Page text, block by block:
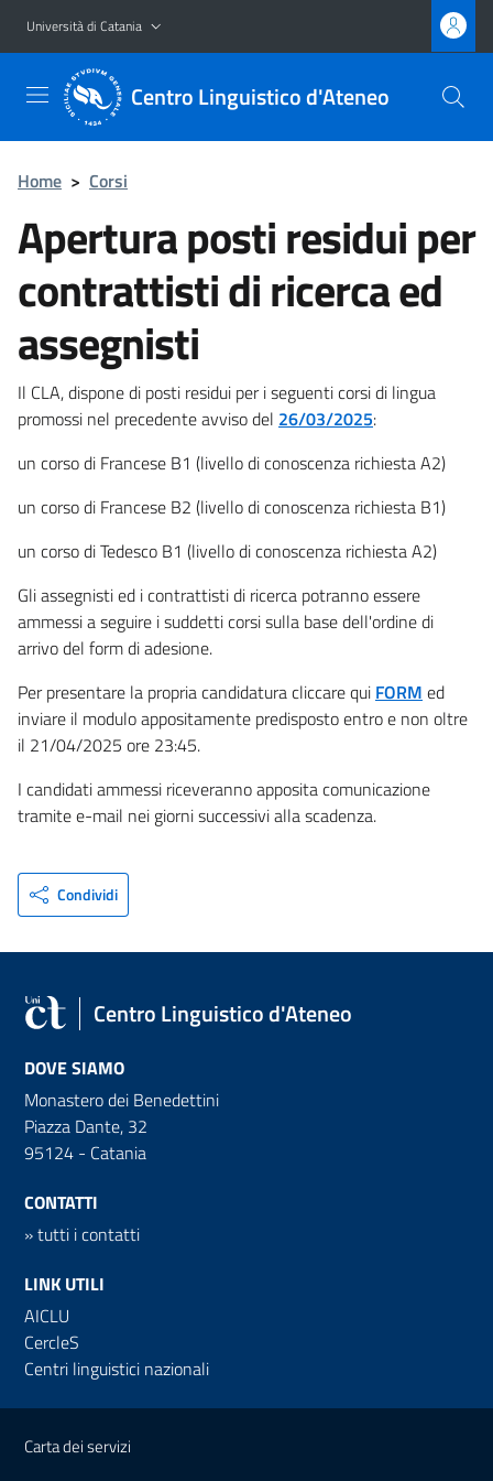
Vai al contenuto principale
Vai al menu di navigazione
Università di Catania
Centro Linguistico d'Ateneo
Home > Corsi
Apertura posti residui per
contrattisti di ricerca ed
assegnisti
Il CLA, dispone di posti residui per i seguenti corsi di lingua
promossi nel precedente avviso del 26/03/2025:
un corso di Francese B1 (livello di conoscenza richiesta A2)
un corso di Francese B2 (livello di conoscenza richiesta B1)
un corso di Tedesco B1 (livello di conoscenza richiesta A2)
Gli assegnisti ed i contrattisti di ricerca potranno essere
ammessi a seguire i suddetti corsi sulla base dell'ordine di
arrivo del form di adesione.
Per presentare la propria candidatura cliccare qui FORM ed
inviare il modulo appositamente predisposto entro e non oltre
il 21/04/2025 ore 23:45.
I candidati ammessi riceveranno apposita comunicazione
tramite e-mail nei giorni successivi alla scadenza.
Condividi
Centro Linguistico d'Ateneo
DOVE SIAMO
Monastero dei Benedettini
Piazza Dante, 32
95124 - Catania
CONTATTI
»tutti i contatti
LINK UTILI
AICLU
CercleS
Centri linguistici nazionali
Link e informazioni utili
Carta dei servizi